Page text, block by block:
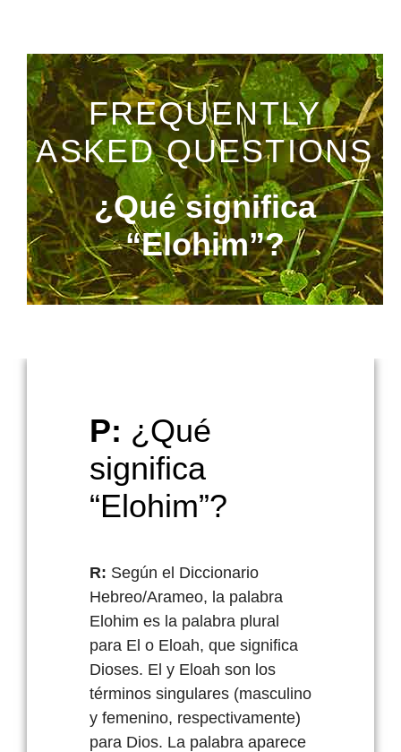
FREQUENTLY
ASKED QUESTIONS
¿Qué significa
“Elohim”?
P: ¿Qué
significa
“Elohim”?
R: Según el Diccionario
Hebreo/Arameo, la palabra
Elohim es la palabra plural
para El o Eloah, que significa
Dioses. El y Eloah son los
términos singulares (masculino
y femenino, respectivamente)
para Dios. La palabra aparece